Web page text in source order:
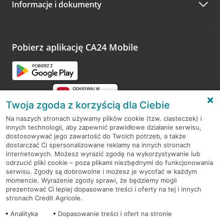
Zachęcamy do podzielenia się z nami opinią o wizycie.
opinie.
Informacje i dokumenty
Pobierz aplikację CA24 Mobile
RODO
Regulamin serwisu
Mapa serwisu
PolitykaCookies
Twoja zgoda z korzyścią dla Ciebie
Na naszych stronach używamy plików cookie (tzw. ciasteczek) i
innych technologii, aby zapewnić prawidłowe działanie serwisu,
dostosowywać jego zawartość do Twoich potrzeb, a także
dostarczać Ci spersonalizowane reklamy na innych stronach
internetowych. Możesz wyrazić zgodę na wykorzystywanie lub
odrzucić pliki cookie – poza plikami niezbędnymi do funkcjonowania
serwisu. Zgody są dobrowolne i możesz je wycofać w każdym
momencie. Wyrażenie zgody sprawi, że będziemy mogli
prezentować Ci lepiej dopasowane treści i oferty na tej i innych
stronach Credit Agricole.
Analityka
Dopasowanie treści i ofert na stronie